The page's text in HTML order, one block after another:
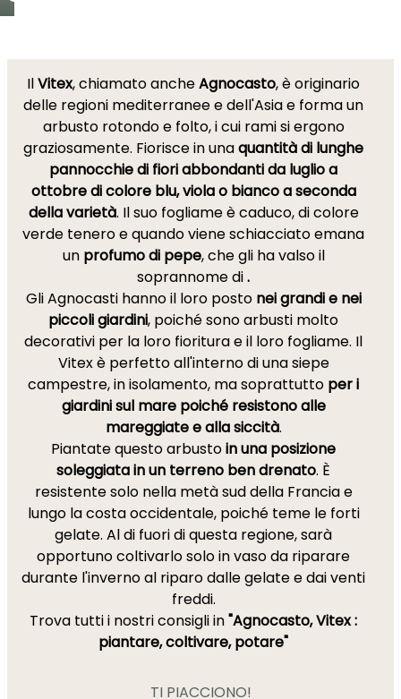
IlVitex, chiamato ancheAgnocasto, è originario
delle regioni mediterranee e dell'Asia e forma un
arbusto rotondo e folto, i cui rami si ergono
graziosamente. Fiorisce in unaquantità di lunghe
pannocchie di fiori abbondanti da luglio a
ottobre di colore blu, viola o bianco a seconda
della varietà. Il suo fogliame è caduco, di colore
verde tenero e quando viene schiacciato emana
un profumo di pepe, che gli ha valso il
soprannome di.
Gli Agnocasti hanno il loro posto nei grandi e nei
piccoli giardini, poiché sono arbusti molto
decorativi per la loro fioritura e il loro fogliame. Il
Vitex è perfetto all'interno di una siepe
campestre, in isolamento, ma soprattutto per i
giardini sul mare poiché resistono alle
mareggiate e alla siccità.
Piantate questo arbustoin una posizione
soleggiata in un terreno ben drenato. È
resistente solo nella metà sud della Francia e
lungo la costa occidentale, poiché teme le forti
gelate. Al di fuori di questa regione, sarà
opportuno coltivarlo solo in vaso da riparare
durante l'inverno al riparo dalle gelate e dai venti
freddi.
Trova tutti i nostri consigli in"Agnocasto, Vitex :
piantare, coltivare, potare"
TI PIACCIONO!